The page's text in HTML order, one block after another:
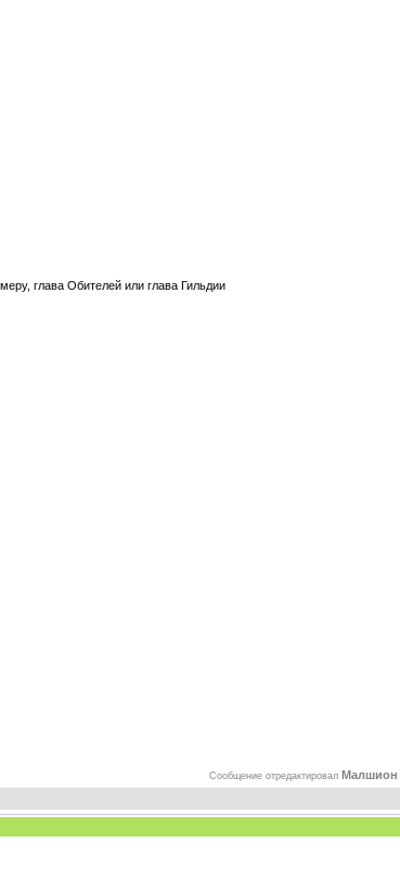
глава Обителей или глава Гильдии
Сообщение отредактировал Малшион